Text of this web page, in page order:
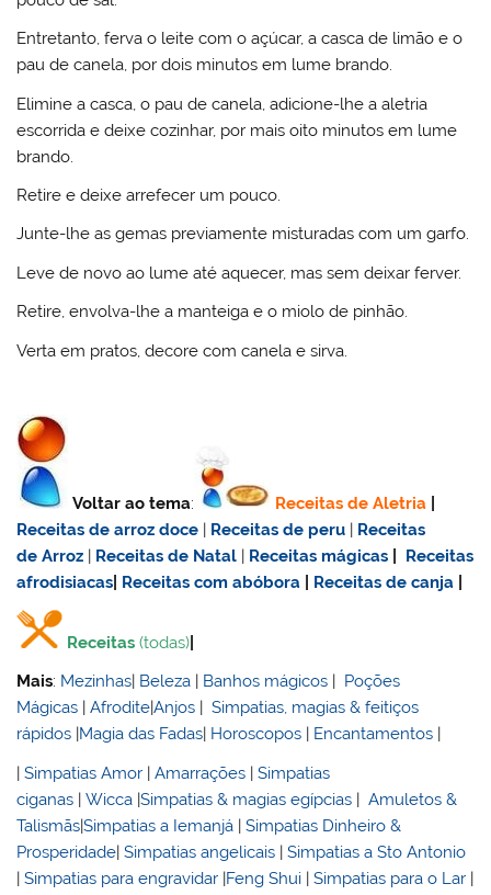
Entretanto, ferva o leite com o açúcar, a casca de limão e o
pau de canela, por dois minutos em lume brando.
Elimine a casca, o pau de canela, adicione-lhe a aletria
escorrida e deixe cozinhar, por mais oito minutos em lume
brando.
Retire e deixe arrefecer um pouco.
Junte-lhe as gemas previamente misturadas com um garfo.
Leve de novo ao lume até aquecer, mas sem deixar ferver.
Retire, envolva-lhe a manteiga e o miolo de pinhão.
Verta em pratos, decore com canela e sirva.
Voltar ao tema: Receitas de Aletria
Receitas dearroz doce Receitas de peru
Receitas
de Arroz
Receitas de Natal Receitas mágicas
Receitas
afrodisiacas
Receitas com abóbora Receitas de canja
Receitas (todas)
Mais: Mezinhas| Beleza | Banhos mágicos | Poções
Mágicas |Afrodite|Anjos |Simpatias, magias & feitiços
rápidos |Magia das Fadas| Horoscopos | Encantamentos |
|Simpatias Amor |Amarrações |Simpatias
ciganas |Wicca |Simpatias & magias egípcias |Amuletos &
Talismãs|Simpatias a Iemanjá |Simpatias Dinheiro &
Prosperidade|Simpatias angelicais |Simpatias a Sto Antonio
|Simpatias para engravidar |Feng Shui |Simpatias para o Lar |